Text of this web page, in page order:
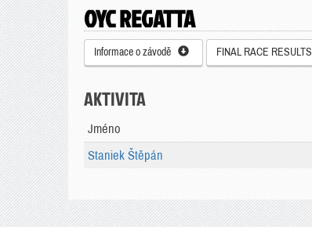
OYC REGATTA
Informace o závodě FINAL RACE RESULTS
AKTIVITA
Jméno
Staniek Štěpán